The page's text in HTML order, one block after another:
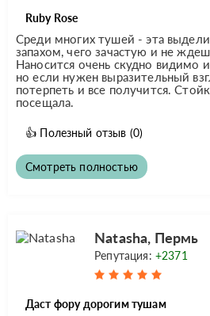
Ruby Rose
Среди многих тушей - эта
запахом, чего зачастую и не
Наносится очень скудно видимо
но если нужен выразительный
потерпеть и все получится.
посещала.
👍 Полезный отзыв (0)
Смотреть полностью
Natasha, Пермь
Репутация: +2371
Даст фору дорогим тушам